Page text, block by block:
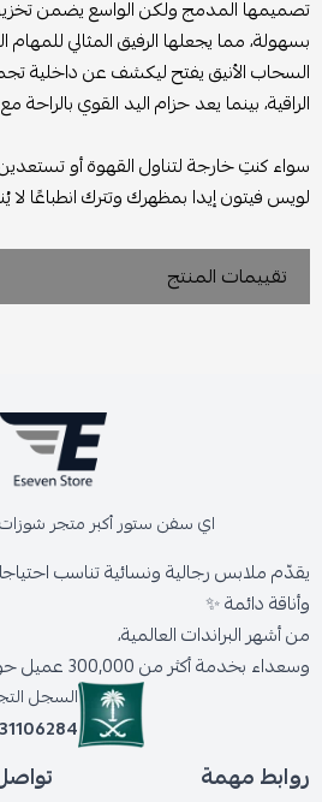
تصميمها المدمج ولكن الواسع يضمن
بسهولة، مما يجعلها الرفيق المثالي للمهام
السحاب الأنيق يفتح ليكشف عن داخلية
الراقية، بينما يعد حزام اليد القوي بالراحة
سواء كنتِ خارجة لتناول القهوة أو
لويس فيتون إيدا بمظهرك وتترك انطباعًا
تقييمات المنتج
اي سفن ستور أكبر متجر
يقدّم ملابس رجالية ونسائية تناسب
وأناقة دائمة ✨
من أشهر البراندات العالمية،
وسعداء بخدمة أكثر من 300,000 عميل حول المملكة.
السجل
روابط مهمة